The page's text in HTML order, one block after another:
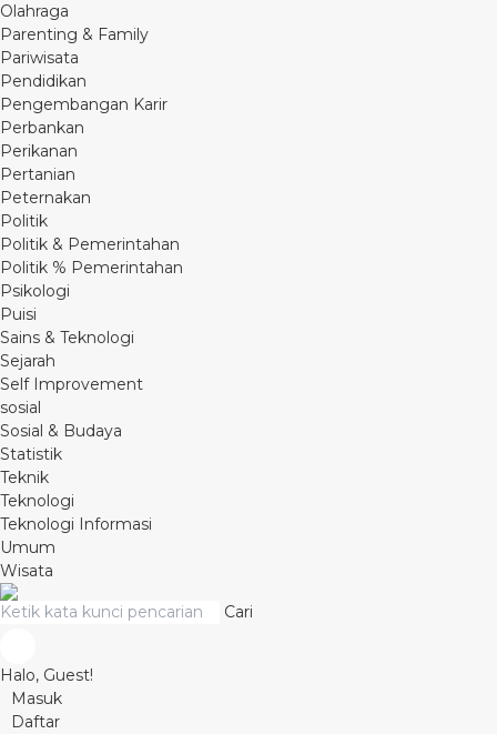
Olahraga
Parenting & Family
Pariwisata
Pendidikan
Pengembangan Karir
Perbankan
Perikanan
Pertanian
Peternakan
Politik
Politik & Pemerintahan
Politik % Pemerintahan
Psikologi
Puisi
Sains & Teknologi
Sejarah
Self Improvement
sosial
Sosial & Budaya
Statistik
Teknik
Teknologi
Teknologi Informasi
Umum
Wisata
Cari
Halo, Guest!
Masuk
Daftar